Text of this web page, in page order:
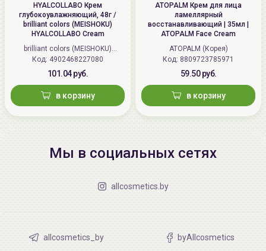
HYALCOLLABO Крем
глубокоувлажняющий, 48г /
brilliant colors (MEISHOKU)
HYALCOLLABO Cream
brilliant colors (MEISHOKU)
(Япония)
Код: 4902468227080
101.04 руб.
в корзину
ATOPALM Крем для лица
ламеллярный
восстанавливающий | 35мл |
ATOPALM Face Cream
ATOPALM (Корея)
Код: 8809723785971
59.50 руб.
в корзину
Мы в социальных сетях
allcosmetics.by
allcosmetics_by byAllcosmetics